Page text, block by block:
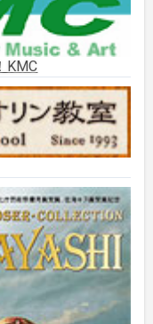
(3)
(5)
(3)
(1)
(5)
(1)
KMC